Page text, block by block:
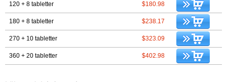
120 + 8 tabletter $180.98
180 + 8 tabletter $238.17
270 + 10 tabletter $323.09
360 + 20 tabletter $402.98